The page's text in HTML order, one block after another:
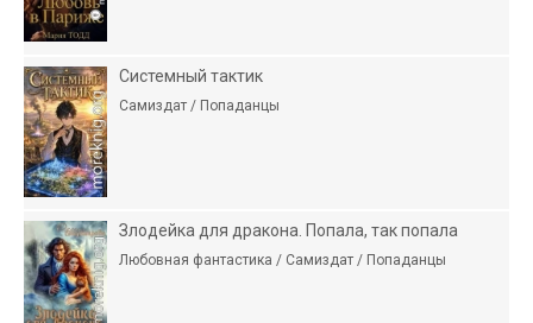
Системный тактик
Самиздат / Попаданцы
Злодейка для дракона. Попала, так попала
Любовная фантастика / Самиздат / Попаданцы